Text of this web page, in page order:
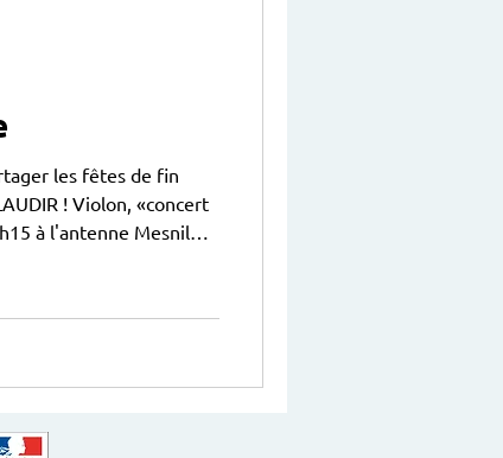
les fêtes de fin
! Violon, «concert
apéritif participatif Éveil